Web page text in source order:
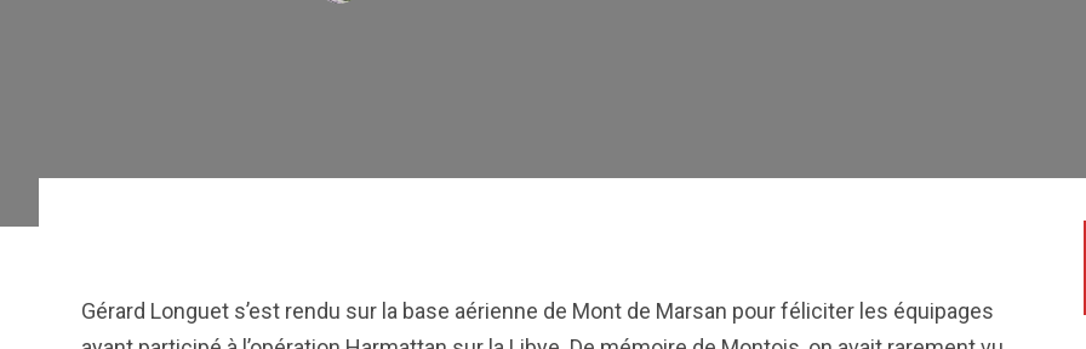
Gérard Longuet s’est rendu sur la base aérienne de Mont de Marsan pour féliciter les équipages